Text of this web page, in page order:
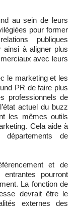
pour former
publiques
ainsi à aligner plus
avec leurs
le marketing et les
PR de faire plus
professionnels de
actuel du buzz
les mêmes outils
Cela aide à
de
et de
pourront
La fonction de
devrait être le
externes des